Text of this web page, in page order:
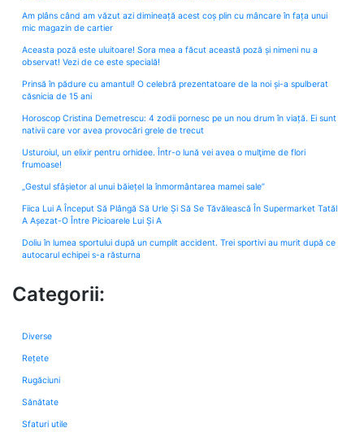
Am plâns când am văzut azi dimineață acest coș plin cu mâncare în fața unui
mic magazin de cartier
Aceasta poză este uluitoare! Sora mea a făcut această poză și nimeni nu a
observat! Vezi de ce este specială!
Prinsă în pădure cu amantul! O celebră prezentatoare de la noi și-a spulberat
căsnicia de 15 ani
Horoscop Cristina Demetrescu: 4 zodii pornesc pe un nou drum în viață. Ei sunt
nativii care vor avea provocări grele de trecut
Usturoiul, un elixir pentru orhidee. Într-o lună vei avea o mulţime de flori
frumoase!
„Gestul sfâșietor al unui băiețel la înmormântarea mamei sale”
Fiica Lui A Început Să Plângă Să Urle Și Să Se Tăvălească În Supermarket Tatăl
A Așezat-O Între Picioarele Lui Și A
Doliu în lumea sportului după un cumplit accident. Trei sportivi au murit după ce
autocarul echipei s-a răsturna
Categorii:
Diverse
Rețete
Rugăciuni
Sănătate
Sfaturi utile